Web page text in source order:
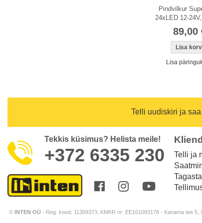
Pindvilkur
24xLED 12-
89,00
Lisa
Telli uudiskiri ja
Tekkis küsimus? Helista meile!
+372 6335 230
Telli ja
© INTEN OÜ - Reg. kood: 11309373, KMKR nr: EE101093178 - Kanama tee
Shoproller.ee